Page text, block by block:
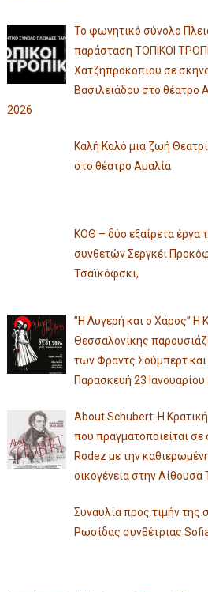
Το φωνητικό σύνολο
παράσταση ΤΟΠΙΚΟΙ
Χατζηπροκοπίου σε
Βασιλειάδου στο θέατρο
2026
Καλή Καλό μια ζωή
στο θέατρο Αμαλία
ΚΟΘ – δύο εξαίρετα
συνθετών Σεργκέι
Τσαϊκόφσκι,
”Η Λυγερή και ο Χάρος” Η
Θεσσαλονίκης
των Φραντς Σούμπερτ
Παρασκευή 23 Ιανουαρίου
About Schubert: Η
που πραγματοποιείται
Rodez με την
οικογένεια στην
Συναυλία προς τιμήν της
Ρωσίδας συνθέτριας